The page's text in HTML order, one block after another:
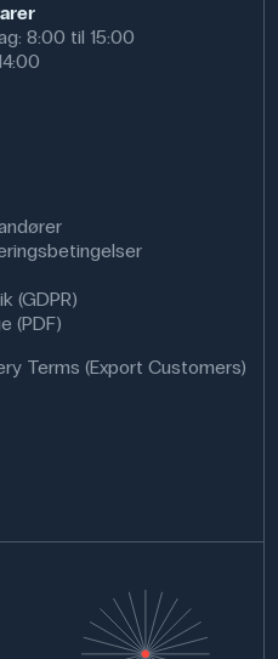
8:00 til 15:00
(GDPR)
(PDF)
Terms (Export Customers)